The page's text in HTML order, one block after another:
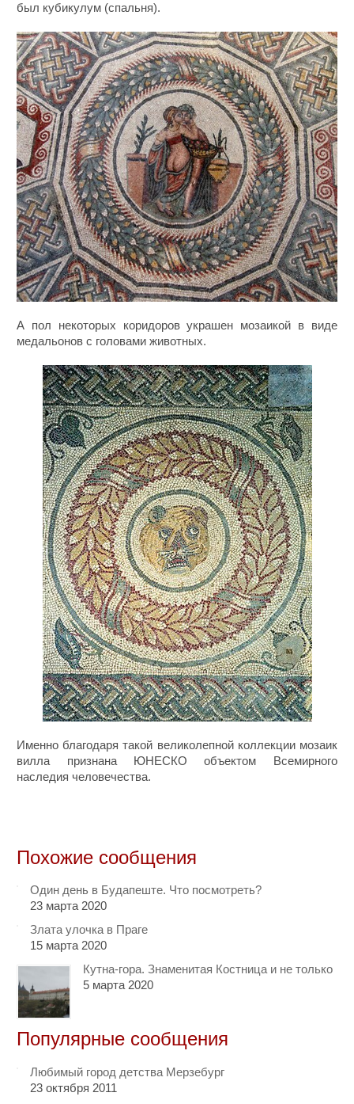
был кубикулум (спальня).
А пол некоторых коридоров украшен мозаикой в виде
медальонов с головами животных.
Именно благодаря такой великолепной коллекции мозаик
вилла признана ЮНЕСКО объектом Всемирного
наследия человечества.
Похожие сообщения
Один день в Будапеште. Что посмотреть?
23 марта 2020
Злата улочка в Праге
15 марта 2020
Кутна-гора. Знаменитая Костница и не только
5 марта 2020
Популярные сообщения
Любимый город детства Мерзебург
23 октября 2011